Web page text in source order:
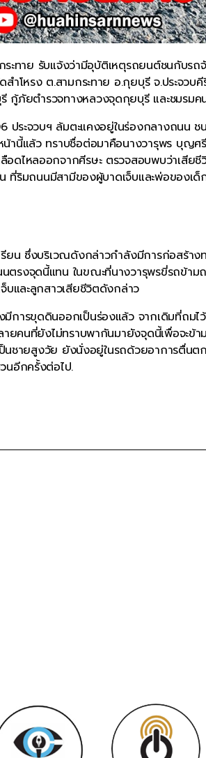
ะทาย รับแจ้งว่ามีอุบัติเหตุรถยนต์ชนกับร
โหรง ต.สามกระทาย อ.กุยบุรี จ.ประจวบ
กู้ภัยตำรวจทางหลวงจุดกุยบุรี และชมรม
ประจวบฯ ล้มตะแคงอยู่ในร่องกลางถนน
น้านี้แล้ว ทราบชื่อต่อมาคือนางวารุพร บุญ
ดไหลออกจากศีรษะ ตรวจสอบพบว่าเสียชี
ริมถนนมีสามีของผู้บาดเจ็บและพ่อของเ
ยน ซึ่งบริเวณดังกล่าวกำลังมีการก่อสร้าง
ตรงจุดนี้แทน ในขณะที่นางวารุพรขี่รถข้าม
บและลูกสาวเสียชีวิตดังกล่าว
ารขุดดินออกเป็นร่องแล้ว จากเดิมที่ถมไ
ายคนที่ยังไม่ทราบพากันมายังจุดนี้เพื่อจะข้า
ป็นชายสูงวัย ยังนั่งอยู่ในรถด้วยอาการตื่นต
นอีกครั้งต่อไป.